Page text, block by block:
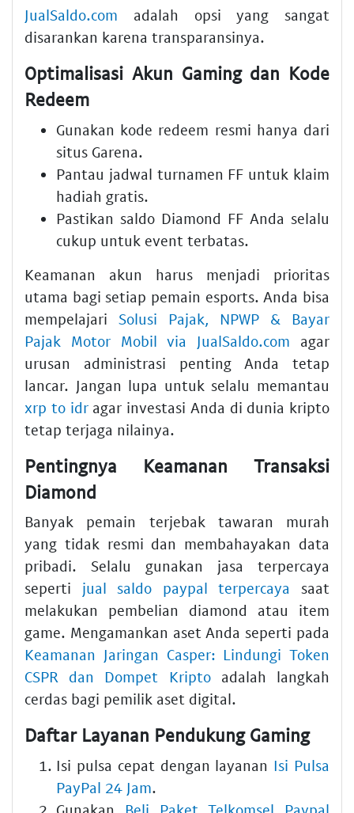
JualSaldo.com adalah opsi yang sangat
disarankan karena transparansinya.
Optimalisasi Akun Gaming dan Kode
Redeem
Gunakan kode redeem resmi hanya dari
situs Garena.
Pantau jadwal turnamen FF untuk klaim
hadiah gratis.
Pastikan saldo Diamond FF Anda selalu
cukup untuk event terbatas.
Keamanan akun harus menjadi prioritas
utama bagi setiap pemain esports. Anda bisa
mempelajari Solusi Pajak, NPWP & Bayar
Pajak Motor Mobil via JualSaldo.com agar
urusan administrasi penting Anda tetap
lancar. Jangan lupa untuk selalu memantau
xrp to idragar investasi Anda di dunia kripto
tetap terjaga nilainya.
Pentingnya Keamanan Transaksi
Diamond
Banyak pemain terjebak tawaran murah
yang tidak resmi dan membahayakan data
pribadi. Selalu gunakan jasa terpercaya
seperti jual saldo paypal terpercaya
saat
melakukan pembelian diamond atau item
game. Mengamankan aset Anda seperti pada
Keamanan Jaringan Casper: Lindungi Token
CSPR dan Dompet Kriptoadalah langkah
cerdas bagi pemilik aset digital.
Daftar Layanan Pendukung Gaming
Isi pulsa cepat dengan layanan Isi Pulsa
PayPal 24 Jam.
Gunakan Beli Paket Telkomsel Paypal